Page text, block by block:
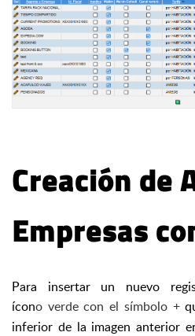
Creación de
Empresas
Para insertar un nuevo
ícono verde con el símbolo +
inferior de la imagen anterior